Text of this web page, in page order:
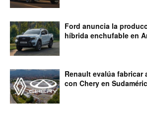
Ford anuncia la
híbrida enchufable en
Renault evalúa
con Chery en